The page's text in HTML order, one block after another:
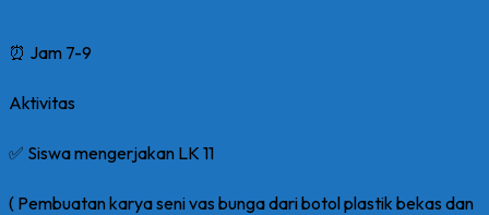
⏰ Jam 7-9
Aktivitas
✅ Siswa mengerjakan LK 11
( Pembuatan karya seni vas bunga dari botol plastik bekas dan